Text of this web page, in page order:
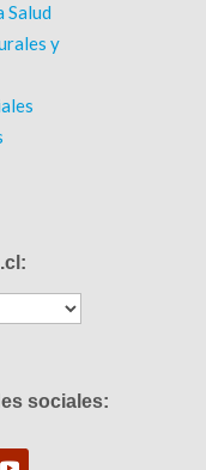
Salud
y
sociales: